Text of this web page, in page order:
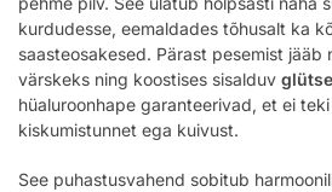
kurdudesse, eemaldades tõhusalt ka
saasteosakesed. Pärast pesemist jääb
värskeks ning koostises sisalduv
hüaluroonhape garanteerivad, et ei
kiskumistunnet ega kuivust.
See puhastusvahend sobitub